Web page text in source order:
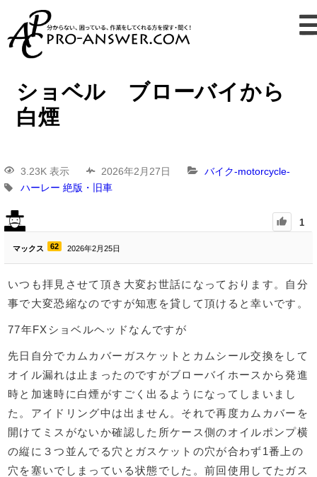
ショベル ブローバイから
白煙
3.23K 表示 2026年2月27日
バイク-motorcycle-
ハーレー 絶版・旧車
1
マックス 62 2026年2月25日
いつも拝見させて頂き大変お世話になっております。自分
事で大変恐縮なのですが知恵を貸して頂けると幸いです。
77年FXショベルヘッドなんですが
先日自分でカムカバーガスケットとカムシール交換をして
オイル漏れは止まったのですがブローバイホースから発進
時と加速時に白煙がすごく出るようになってしまいまし
た。アイドリング中は出ません。それで再度カムカバーを
開けてミスがないか確認した所ケース側のオイルポンプ横
の縦に３つ並んでる穴とガスケットの穴が合わず1番上の
穴を塞いでしまっている状態でした。前回使用してたガス